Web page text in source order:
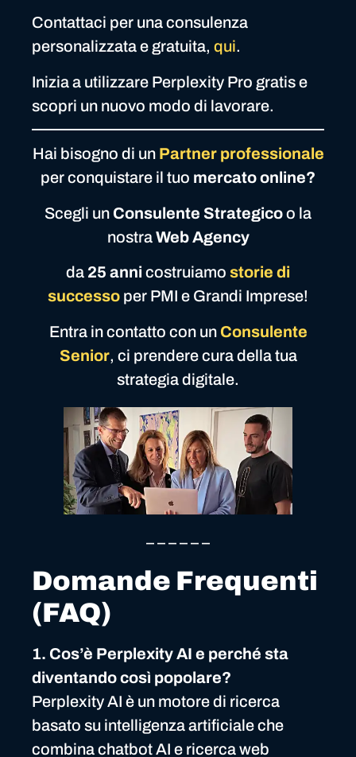
Contattaci per una consulenza
personalizzata e gratuita, qui.
Inizia a utilizzare Perplexity Pro gratis e
scopri un nuovo modo di lavorare.
Hai bisogno di un Partner professionale
per conquistare il tuo mercato online?
Scegli un Consulente Strategicoo la
nostraWeb Agency
da 25 anni costruiamo storie di
successo per PMI e Grandi Imprese!
Entra in contatto con un Consulente
Senior, ci prendere cura della tua
strategia digitale.
– – – – – –
Domande Frequenti
(FAQ)
1. Cos’è Perplexity AI e perché sta
diventando così popolare?
Perplexity AI è un motore di ricerca
basato su intelligenza artificiale che
combina chatbot AI e ricerca web